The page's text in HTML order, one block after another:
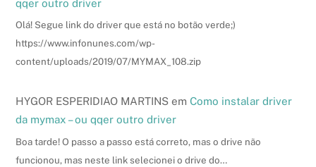
qqer outro driver
Olá! Segue link do driver que está no botão verde;)
https://www.infonunes.com/wp-
content/uploads/2019/07/MYMAX_108.zip
HYGOR ESPERIDIAO MARTINS emComo instalar driver
da mymax – ou qqer outro driver
Boa tarde! O passo a passo está correto, mas o drive não
funcionou, mas neste link selecionei o drive do…